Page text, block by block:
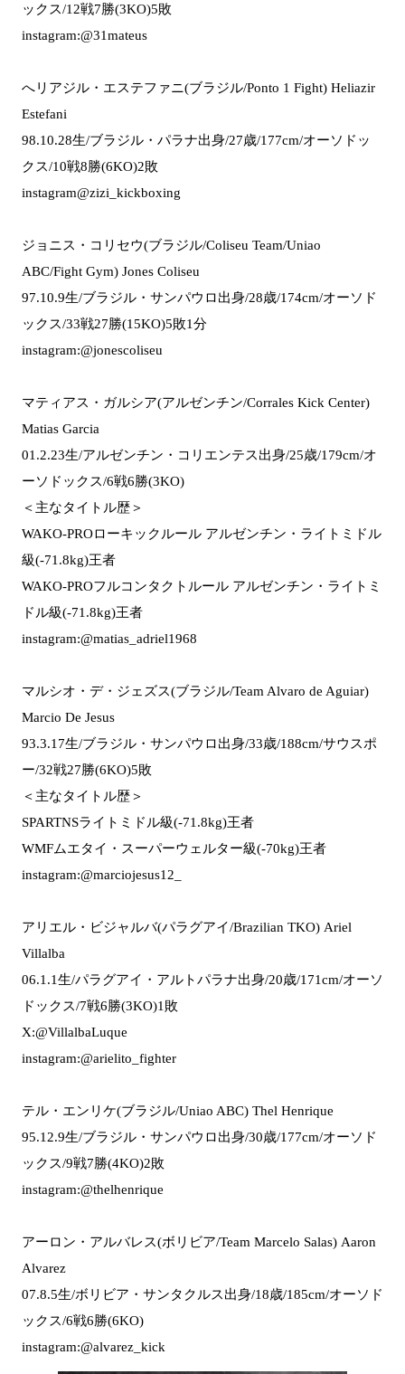
ックス/12戦7勝(3KO)5敗
instagram:@31mateus
へリアジル・エステファニ(ブラジル/Ponto 1 Fight) Heliazir
Estefani
98.10.28生/ブラジル・パラナ出身/27歳/177cm/オーソドッ
クス/10戦8勝(6KO)2敗
instagram@zizi_kickboxing
ジョニス・コリセウ(ブラジル/Coliseu Team/Uniao
ABC/Fight Gym) Jones Coliseu
97.10.9生/ブラジル・サンパウロ出身/28歳/174cm/オーソド
ックス/33戦27勝(15KO)5敗1分
instagram:@jonescoliseu
マティアス・ガルシア(アルゼンチン/Corrales Kick Center)
Matias Garcia
01.2.23生/アルゼンチン・コリエンテス出身/25歳/179cm/オ
ーソドックス/6戦6勝(3KO)
＜主なタイトル歴＞
WAKO-PROローキックルール アルゼンチン・ライトミドル
級(-71.8kg)王者
WAKO-PROフルコンタクトルール アルゼンチン・ライトミ
ドル級(-71.8kg)王者
instagram:@matias_adriel1968
マルシオ・デ・ジェズス(ブラジル/Team Alvaro de Aguiar)
Marcio De Jesus
93.3.17生/ブラジル・サンパウロ出身/33歳/188cm/サウスポ
ー/32戦27勝(6KO)5敗
＜主なタイトル歴＞
SPARTNSライトミドル級(-71.8kg)王者
WMFムエタイ・スーパーウェルター級(-70kg)王者
instagram:@marciojesus12_
アリエル・ビジャルバ(パラグアイ/Brazilian TKO) Ariel
Villalba
06.1.1生/パラグアイ・アルトパラナ出身/20歳/171cm/オーソ
ドックス/7戦6勝(3KO)1敗
X:@VillalbaLuque
instagram:@arielito_fighter
テル・エンリケ(ブラジル/Uniao ABC) Thel Henrique
95.12.9生/ブラジル・サンパウロ出身/30歳/177cm/オーソド
ックス/9戦7勝(4KO)2敗
instagram:@thelhenrique
アーロン・アルバレス(ボリビア/Team Marcelo Salas) Aaron
Alvarez
07.8.5生/ボリビア・サンタクルス出身/18歳/185cm/オーソド
ックス/6戦6勝(6KO)
instagram:@alvarez_kick